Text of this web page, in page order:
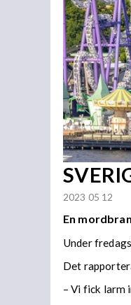
2023 05 12
En
Under
Det
– Vi fick larm